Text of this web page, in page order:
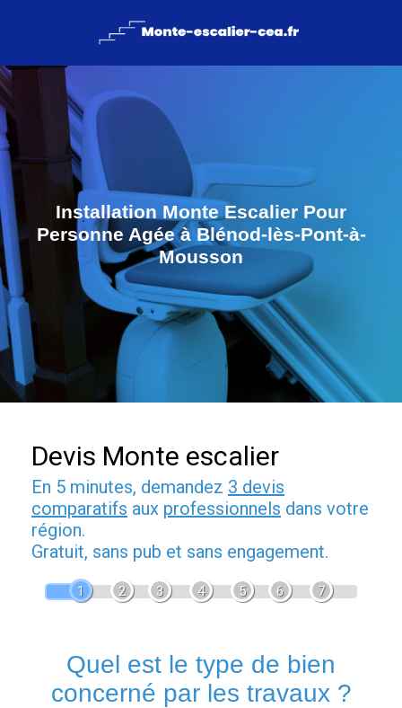
Installation Monte Escalier Pour
Personne Agée à Blénod-lès-Pont-à-
Mousson
Devis Monte escalier
En 5 minutes, demandez 3 devis
comparatifs aux professionnels dans votre
région.
Gratuit, sans pub et sans engagement.
1 2 3 4 5 6 7
Quel est le type de bien
concerné par les travaux ?